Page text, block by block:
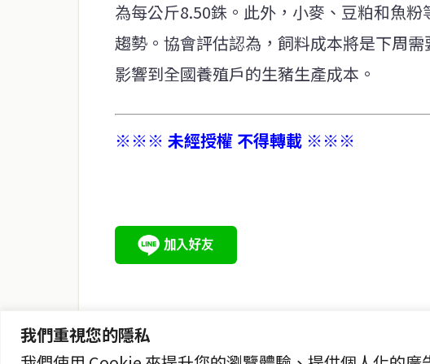
我們重視您的隱私
為每公斤8.50銖。此外，小麥、豆粕和魚
趨勢。協會評估認為，飼料成本將是下周
影響到全國養殖戶的生豬生產成本。
※※※ 未經授權 不得轉載 ※※※
泰國當地政治、經濟、華人社群與社會時事，為在泰華人讀者提供即
時、客觀、多元的中文新聞內容。